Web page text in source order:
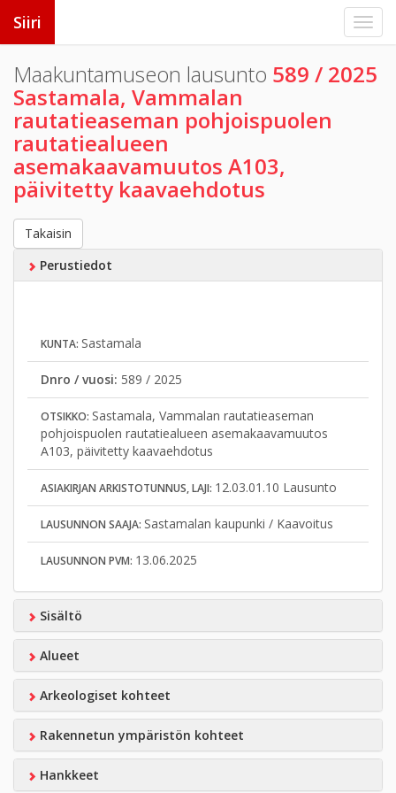
Siiri
Maakuntamuseon lausunto 589 / 2025
Sastamala, Vammalan
rautatieaseman pohjoispuolen
rautatiealueen
asemakaavamuutos A103,
päivitetty kaavaehdotus
Takaisin
Perustiedot
KUNTA: Sastamala
Dnro / vuosi: 589 / 2025
OTSIKKO: Sastamala, Vammalan rautatieaseman
pohjoispuolen rautatiealueen asemakaavamuutos
A103, päivitetty kaavaehdotus
ASIAKIRJAN ARKISTOTUNNUS, LAJI: 12.03.01.10 Lausunto
LAUSUNNON SAAJA: Sastamalan kaupunki / Kaavoitus
LAUSUNNON PVM: 13.06.2025
Sisältö
Alueet
Arkeologiset kohteet
Rakennetun ympäristön kohteet
Hankkeet